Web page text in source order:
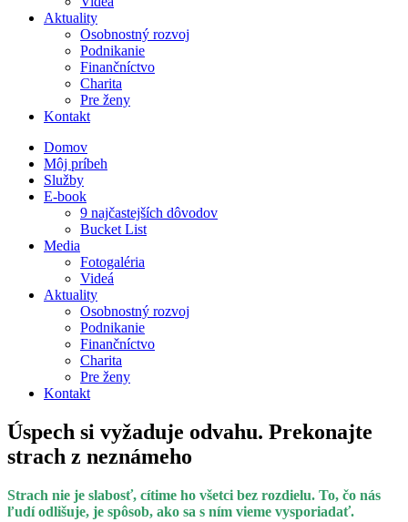
Aktuality
Osobnostný rozvoj
Podnikanie
Finančníctvo
Charita
Pre ženy
Kontakt
Domov
Môj príbeh
Služby
E-book
9 najčastejších dôvodov
Bucket List
Media
Fotogaléria
Videá
Aktuality
Osobnostný rozvoj
Podnikanie
Finančníctvo
Charita
Pre ženy
Kontakt
Úspech si vyžaduje odvahu. Prekonajte
strach z neznámeho
Strach nie je slabosť, cítime ho všetci bez rozdielu. To, čo nás
ľudí odlišuje, je spôsob, ako sa s ním vieme vysporiadať.